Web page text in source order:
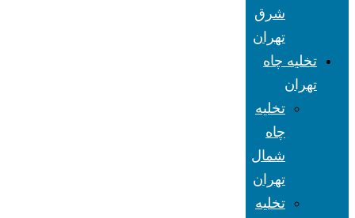
شرق
تهران
تخلیه چاه
تهران
تخلیه
چاه
شمال
تهران
تخلیه